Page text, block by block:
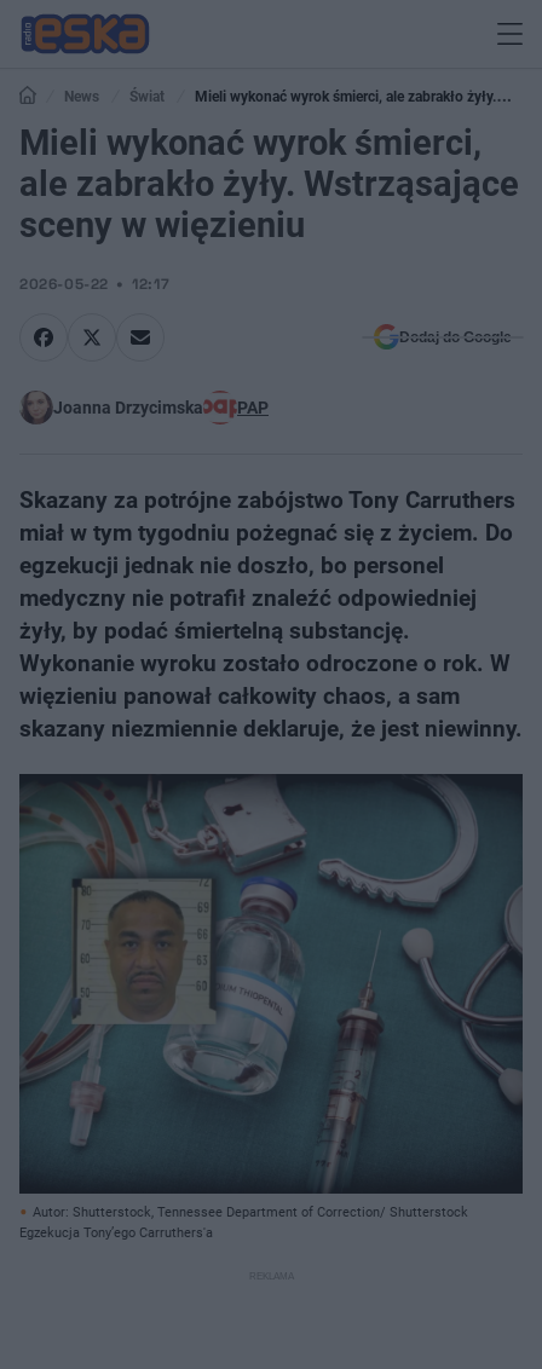
News Świat
Mieli wykonać wyrok śmierci, ale zabrakło żyły.
Wstrząsające sceny w więzieniu
Mieli wykonać wyrok śmierci,
ale zabrakło żyły. Wstrząsające
sceny w więzieniu
2026-05-22 12:17
Dodaj do Google
Joanna Drzycimska PAP
Skazany za potrójne zabójstwo Tony Carruthers
miał w tym tygodniu pożegnać się z życiem. Do
egzekucji jednak nie doszło, bo personel
medyczny nie potrafił znaleźć odpowiedniej
żyły, by podać śmiertelną substancję.
Wykonanie wyroku zostało odroczone o rok. W
więzieniu panował całkowity chaos, a sam
skazany niezmiennie deklaruje, że jest niewinny.
Autor: Shutterstock, Tennessee Department of Correction/ Shutterstock
Egzekucja Tony’ego Carruthers'a